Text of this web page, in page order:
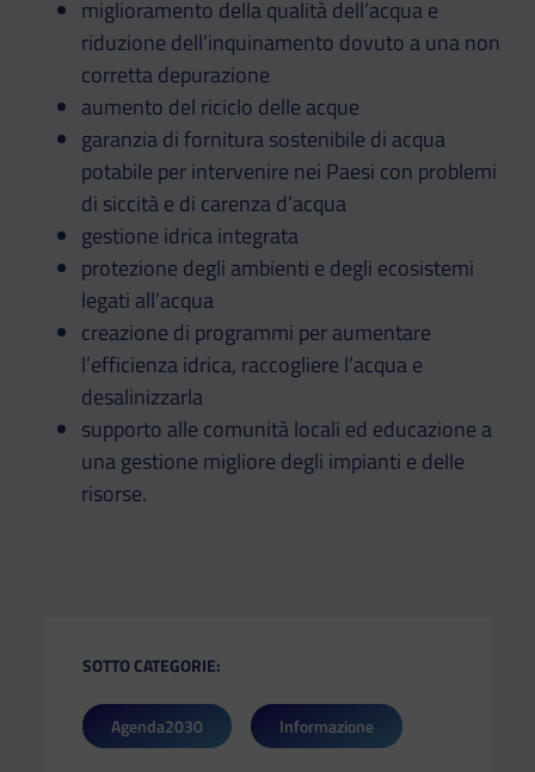
miglioramento della qualità dell’acqua e
riduzione dell’inquinamento dovuto a una non
corretta depurazione
aumento del riciclo delle acque
garanzia di fornitura sostenibile di acqua
potabile per intervenire nei Paesi con problemi
di siccità e di carenza d’acqua
gestione idrica integrata
protezione degli ambienti e degli ecosistemi
legati all’acqua
creazione di programmi per aumentare
l’efficienza idrica, raccogliere l’acqua e
desalinizzarla
supporto alle comunità locali ed educazione a
una gestione migliore degli impianti e delle
risorse.
SOTTO CATEGORIE:
Agenda2030 Informazione